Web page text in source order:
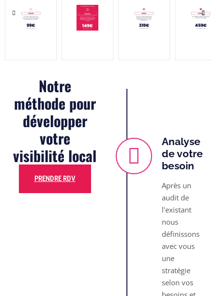
Notre
méthode pour
développer
votre
visibilité local
PRENDRE RDV
Analyse
de votre
besoin
Après un
audit de
l'existant
nous
définissons
avec vous
une
stratégie
selon vos